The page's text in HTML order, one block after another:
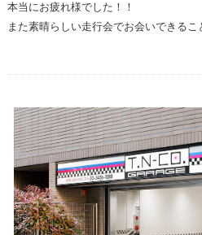
本当にお疲れ様でした！！
また素晴らしい走行会でお会いできる